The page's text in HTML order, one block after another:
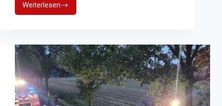
WeiterlesenKatastrophenschutzübung
der